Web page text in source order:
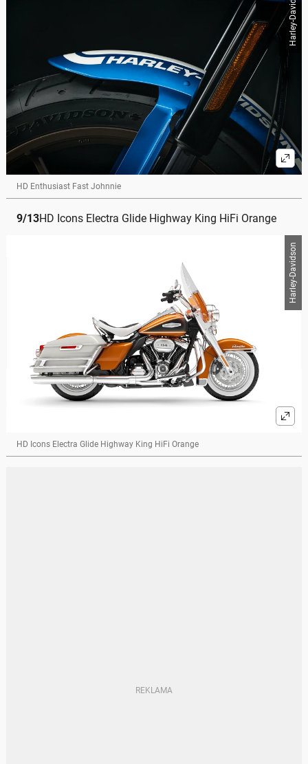
Harley-Davidson
HD Enthusiast Fast Johnnie
9/13HD Icons Electra Glide Highway King HiFi Orange
Harley-Davidson
HD Icons Electra Glide Highway King HiFi Orange